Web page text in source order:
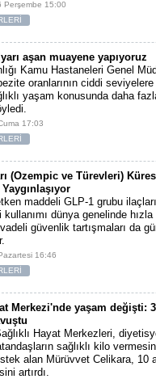
Perşembe 15:00
aşan muayene yapıyoruz
Kamu Hastaneleri Genel
oranlarının ciddi seviyelere
yaşam konusunda daha
17:03
(Ozempic ve Türevleri)
maddeli GLP-1 grubu
kullanımı dünya genelinde
güvenlik tartışmaları da
16:46
Merkezi'nde yaşam değişti:
Hayat Merkezleri,
sağlıklı kilo
alan Mürüvvet Celikara, 10
artırdı.